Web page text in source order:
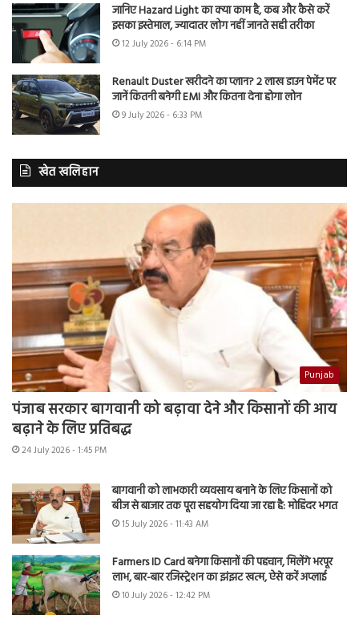
जानिए Hazard Light का क्या काम है, कब और कैसे करें
इसका इस्तेमाल, ज्यादातर लोग नहीं जानते सही तरीका
12 July 2026 - 6:14 PM
Renault Duster खरीदने का प्लान? 2 लाख डाउन पेमेंट पर
जानें कितनी बनेगी EMI और कितना देना होगा लोन
9 July 2026 - 6:33 PM
खेत खलिहान
Punjab
पंजाब सरकार बागवानी को बढ़ावा देने और किसानों की आय
बढ़ाने के लिए प्रतिबद्ध
24 July 2026 - 1:45 PM
बागवानी को लाभकारी व्यवसाय बनाने के लिए किसानों को
बीज से बाजार तक पूरा सहयोग दिया जा रहा है: मोहिंदर भगत
15 July 2026 - 11:43 AM
Farmers ID Card बनेगा किसानों की पहचान, मिलेंगे भरपूर
लाभ, बार-बार रजिस्ट्रेशन का झंझट खत्म, ऐसे करें अप्लाई
10 July 2026 - 12:42 PM